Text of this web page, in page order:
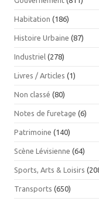
Habitation (186)
Histoire Urbaine (87)
Industriel (278)
Livres / Articles (1)
Non classé (80)
Notes de furetage (6)
Patrimoine (140)
Scène Lévisienne (64)
Sports, Arts & Loisirs
Transports (650)